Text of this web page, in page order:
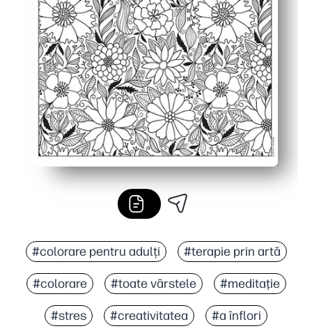
#colorare pentru adulți #terapie prin artă
#colorare #toate vârstele #meditaţie
#stres #creativitatea #a înflori